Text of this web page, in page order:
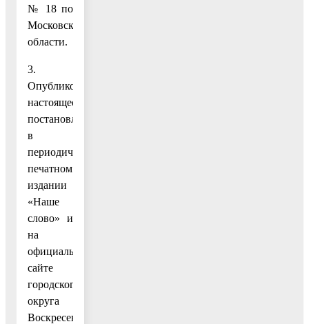
№ 18 по
Московской
области.
3.
Опубликовать
настоящее
постановление
в
периодическом
печатном
издании
«Наше
слово» и
на
официальном
сайте
городского
округа
Воскресенск